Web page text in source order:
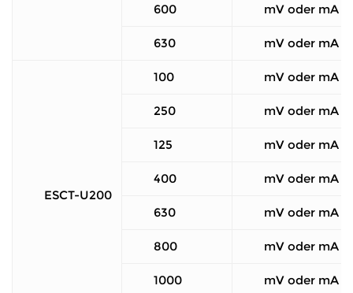
600 mV oder mA
630 mV oder mA
ESCT-U200
100 mV oder mA
250 mV oder mA
125 mV oder mA
400 mV oder mA
630 mV oder mA
800 mV oder mA
1000 mV oder mA